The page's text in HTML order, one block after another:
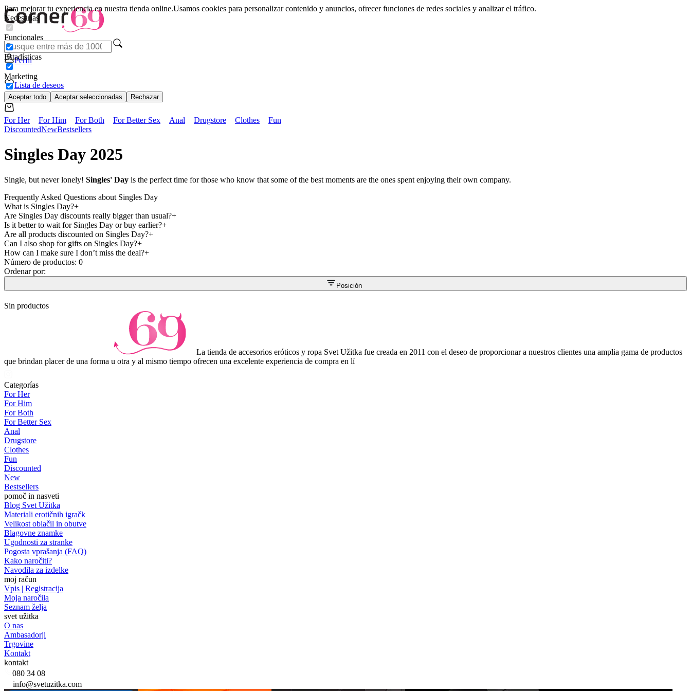
Para mejorar tu experiencia en nuestra tienda online.Usamos cookies para personalizar contenido y anuncios, ofrecer funciones de redes sociales y analizar el tráfico.
Necesarias
Funcionales
Estadísticas
Marketing
Aceptar todo Aceptar seleccionadas Rechazar
Perfil
Lista de deseos
For Her For Him For Both For Better Sex Anal Drugstore Clothes
Fun
DiscountedNewBestsellers
Singles Day 2025
Single, but never lonely! Singles' Day is the perfect time for those who know that some of the best moments are the ones spent enjoying their own company.
Frequently Asked Questions about Singles Day
What is Singles Day?
Are Singles Day discounts really bigger than usual?
Is it better to wait for Singles Day or buy earlier?
Are all products discounted on Singles Day?
Can I also shop for gifts on Singles Day?
How can I make sure I don’t miss the deal?
Número de productos: 0
Ordenar por:
Posición
Sin productos
La tienda de accesorios eróticos y ropa Svet Užitka fue creada en 2011 con el deseo de proporcionar a nuestros clientes una amplia gama de productos
que brindan placer de una forma u otra y al mismo tiempo ofrecen una excelente experiencia de compra en lí
Categorías
For Her
For Him
For Both
For Better Sex
Anal
Drugstore
Clothes
Fun
Discounted
New
Bestsellers
pomoč in nasveti
Blog Svet Užitka
Materiali erotičnih igračk
Velikost oblačil in obutve
Blagovne znamke
Ugodnosti za stranke
Pogosta vprašanja (FAQ)
Kako naročiti?
Navodila za izdelke
moj račun
Vpis | Registracija
Moja naročila
Seznam želja
svet užitka
O nas
Ambasadorji
Trgovine
Kontakt
kontakt
080 34 08
info@svetuzitka.com